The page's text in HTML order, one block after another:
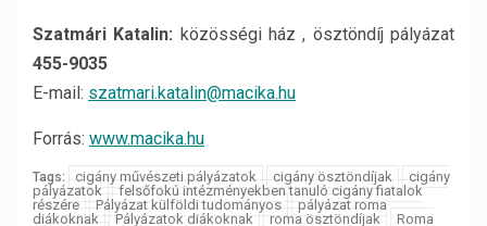
Szatmári Katalin: közösségi ház , ösztöndíj pályázat
455-9035
E-mail: szatmari.katalin@macika.hu
Forrás: www.macika.hu
Tags: cigány művészeti pályázatok cigány ösztöndíjak
cigány
pályázatok
felsőfokú intézményekben tanuló cigány fiatalok
részére
Pályázat külföldi tudományos
pályázat roma
diákoknak
Pályázatok diákoknak roma ösztöndíjak
Roma